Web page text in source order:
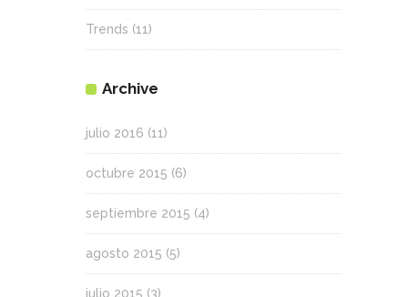
Trends (11)
Archive
julio 2016 (11)
octubre 2015 (6)
septiembre 2015 (4)
agosto 2015 (5)
julio 2015 (3)